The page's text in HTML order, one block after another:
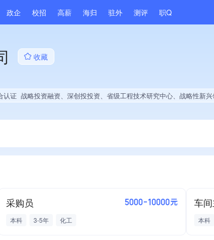
政企 校招 高薪 海归 驻外 测评 职Q
收藏
认证 战略投资融资、深创投投资、省级工程技术研究中心、战略性新兴领域创新能力、市县级政府引导基金投资、绝对控股6家公司、薪资水平全省同行前5%、旗下品牌同行前40%、A级纳税人、多产业布局、拥有节能环保技术、拥有自主品牌、拥有发明专利、专利授权量同领域前5%、技术布
采购员 5000-10000元
本科 3-5年 化工
车
本科